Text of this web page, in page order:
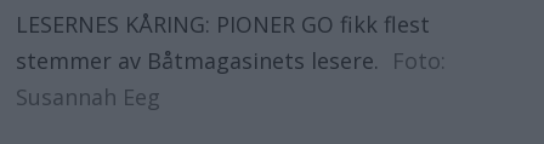
LESERNES KÅRING: PIONER GO fikk flest
stemmer av Båtmagasinets lesere.
Foto:
Susannah Eeg